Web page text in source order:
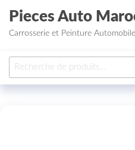
Aller au contenu
Pieces Auto
Carrosserie et Peinture Automobile
Recherche pour :